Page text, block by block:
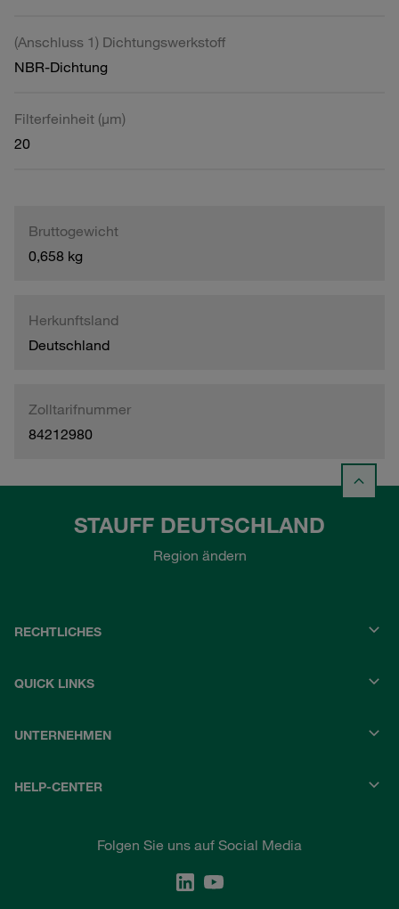
(Anschluss 1) Dichtungswerkstoff
NBR-Dichtung
Filterfeinheit (µm)
20
Bruttogewicht
0,658 kg
Herkunftsland
Deutschland
Zolltarifnummer
84212980
STAUFF DEUTSCHLAND
Region ändern
RECHTLICHES
QUICK LINKS
UNTERNEHMEN
HELP-CENTER
Folgen Sie uns auf Social Media